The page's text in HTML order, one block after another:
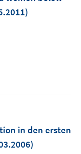
in den ersten